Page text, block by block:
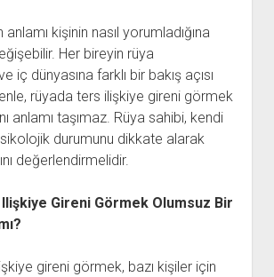
anlamı kişinin nasıl yorumladığına
Her bireyin rüya
iç dünyasına farklı bir bakış açısı
rüyada ters ilişkiye gireni görmek
anlamı taşımaz. Rüya sahibi, kendi
durumunu dikkate alarak
değerlendirmelidir.
Gireni Görmek Olumsuz Bir
gireni görmek, bazı kişiler için